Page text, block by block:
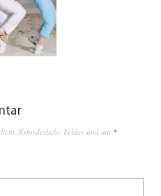
Erforderliche Felder sind mit *